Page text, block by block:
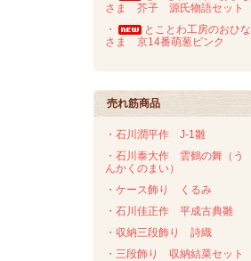
さま 芥子 源氏物語セット
・
とことわ工房のおひな
さま 京14番萌葱ピンク
売れ筋商品
・石川潤平作 J-1雛
・石川泰大作 雲鶴の舞（う
んかくのまい）
・ケース飾り くるみ
・石川佳正作 平成古典雛
・収納三段飾り 詩織
・三段飾り 収納結菜セット